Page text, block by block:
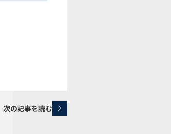
次の記事を読む